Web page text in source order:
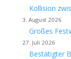
Kollision
3. August 2026
Großes
27. Juli 2026
Bestätigter